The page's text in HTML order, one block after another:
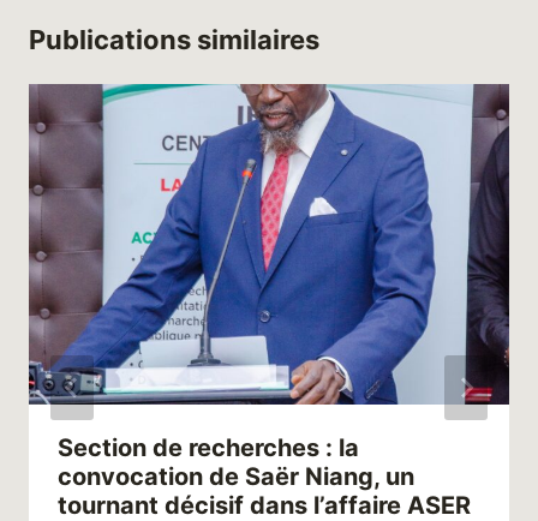
Publications similaires
Section de recherches : la
convocation de Saër Niang, un
tournant décisif dans l’affaire ASER